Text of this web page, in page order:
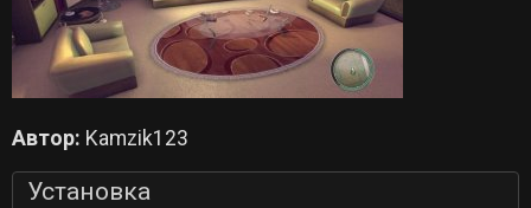
Автор: Kamzik123
Установка